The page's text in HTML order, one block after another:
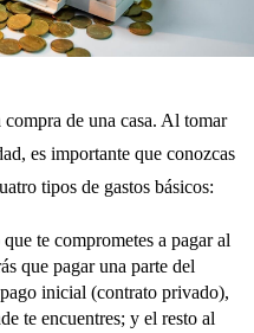
de una casa. Al tomar
es importante que conozcas
tipos de gastos básicos:
te comprometes a pagar al
que pagar una parte del
inicial (contrato privado),
te encuentres; y el resto al